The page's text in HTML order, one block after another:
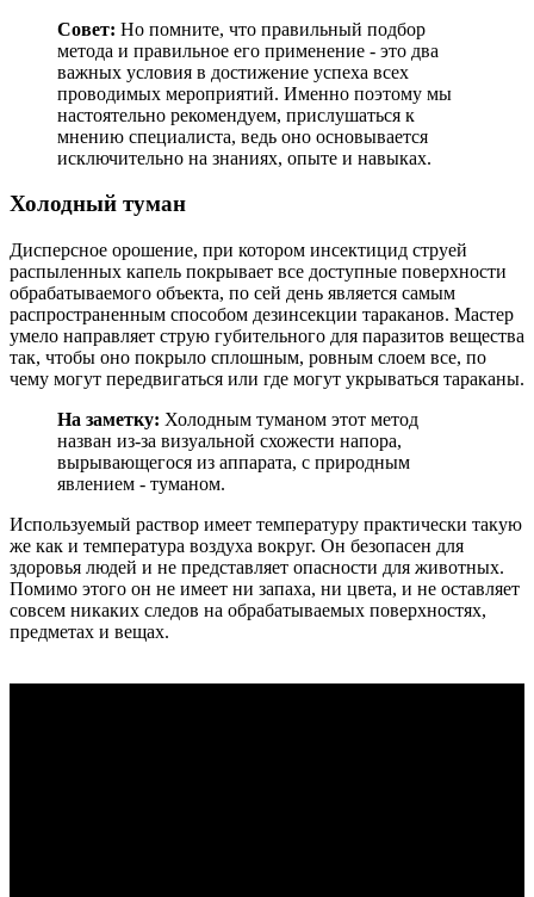
Совет: Но помните, что правильный подбор
метода и правильное его применение - это два
важных условия в достижение успеха всех
проводимых мероприятий. Именно поэтому мы
настоятельно рекомендуем, прислушаться к
мнению специалиста, ведь оно основывается
исключительно на знаниях, опыте и навыках.
Холодный туман
Дисперсное орошение, при котором инсектицид струей
распыленных капель покрывает все доступные поверхности
обрабатываемого объекта, по сей день является самым
распространенным способом дезинсекции тараканов. Мастер
умело направляет струю губительного для паразитов вещества
так, чтобы оно покрыло сплошным, ровным слоем все, по
чему могут передвигаться или где могут укрываться тараканы.
На заметку: Холодным туманом этот метод
назван из-за визуальной схожести напора,
вырывающегося из аппарата, с природным
явлением - туманом.
Используемый раствор имеет температуру практически такую
же как и температура воздуха вокруг. Он безопасен для
здоровья людей и не представляет опасности для животных.
Помимо этого он не имеет ни запаха, ни цвета, и не оставляет
совсем никаких следов на обрабатываемых поверхностях,
предметах и вещах.